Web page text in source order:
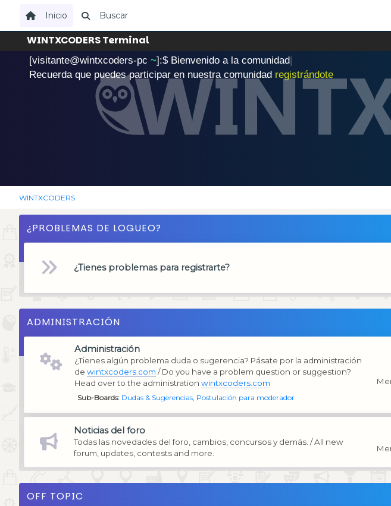
Inicio Buscar
WINTXCODERS Terminal
[visitante@wintxcoders-pc ~]:$ .Bienvenido a la comunidad|
Recuerda que puedes participar en nuestra comunidad registrándote
WINTXCODERS
¿PROBLEMAS DE LOGUEO?
¿Tienes problemas para registrarte?
ADMINISTRACIÓN
Administración
¿Tienes algún problema duda o sugerencia? Pásate por la administración
de wintxcoders.com / Do you have a problem question or suggestion?
Head over to the administration wintxcoders.com
Sub-Boards Dudas & Sugerencias Postulación para moderador
Noticias del foro
Todas las novedades del foro, cambios, concursos y demás. / All new
forum, updates, contests and more.
OFF TOPIC